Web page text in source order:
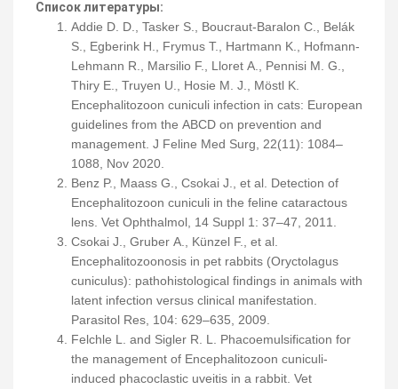
Список литературы:
Addie D. D., Tasker S., Boucraut-Baralon C., Belák
S., Egberink H., Frymus T., Hartmann K., Hofmann-
Lehmann R., Marsilio F., Lloret A., Pennisi M. G.,
Thiry E., Truyen U., Hosie M. J., Möstl K.
Encephalitozoon cuniculi infection in cats: European
guidelines from the ABCD on prevention and
management. J Feline Med Surg, 22(11): 1084–
1088, Nov 2020.
Benz P., Maass G., Csokai J., et al. Detection of
Encephalitozoon cuniculi in the feline cataractous
lens. Vet Ophthalmol, 14 Suppl 1: 37–47, 2011.
Csokai J., Gruber A., Künzel F., et al.
Encephalitozoonosis in pet rabbits (Oryctolagus
cuniculus): pathohistological findings in animals with
latent infection versus clinical manifestation.
Parasitol Res, 104: 629–635, 2009.
Felchle L. and Sigler R. L. Phacoemulsification for
the management of Encephalitozoon cuniculi-
induced phacoclastic uveitis in a rabbit. Vet